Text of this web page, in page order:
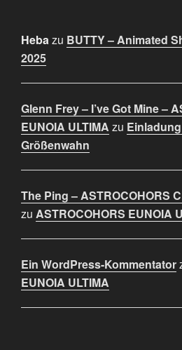
Hebazu BUTTY – Animated
2025
Glenn Frey – I’ve Got Mine –
EUNOIA ULTIMA zu
Größenwahn
The Ping – ASTROCOHORS
zu ASTROCOHORS EUNOIA
Ein WordPress-Kommentator
EUNOIA ULTIMA